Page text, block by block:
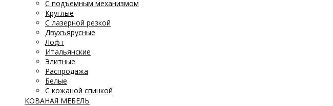
С подъемным механизмом
Круглые
С лазерной резкой
Двухъярусные
Лофт
Итальянские
Элитные
Распродажа
Белые
С кожаной спинкой
КОВАНАЯ МЕБЕЛЬ